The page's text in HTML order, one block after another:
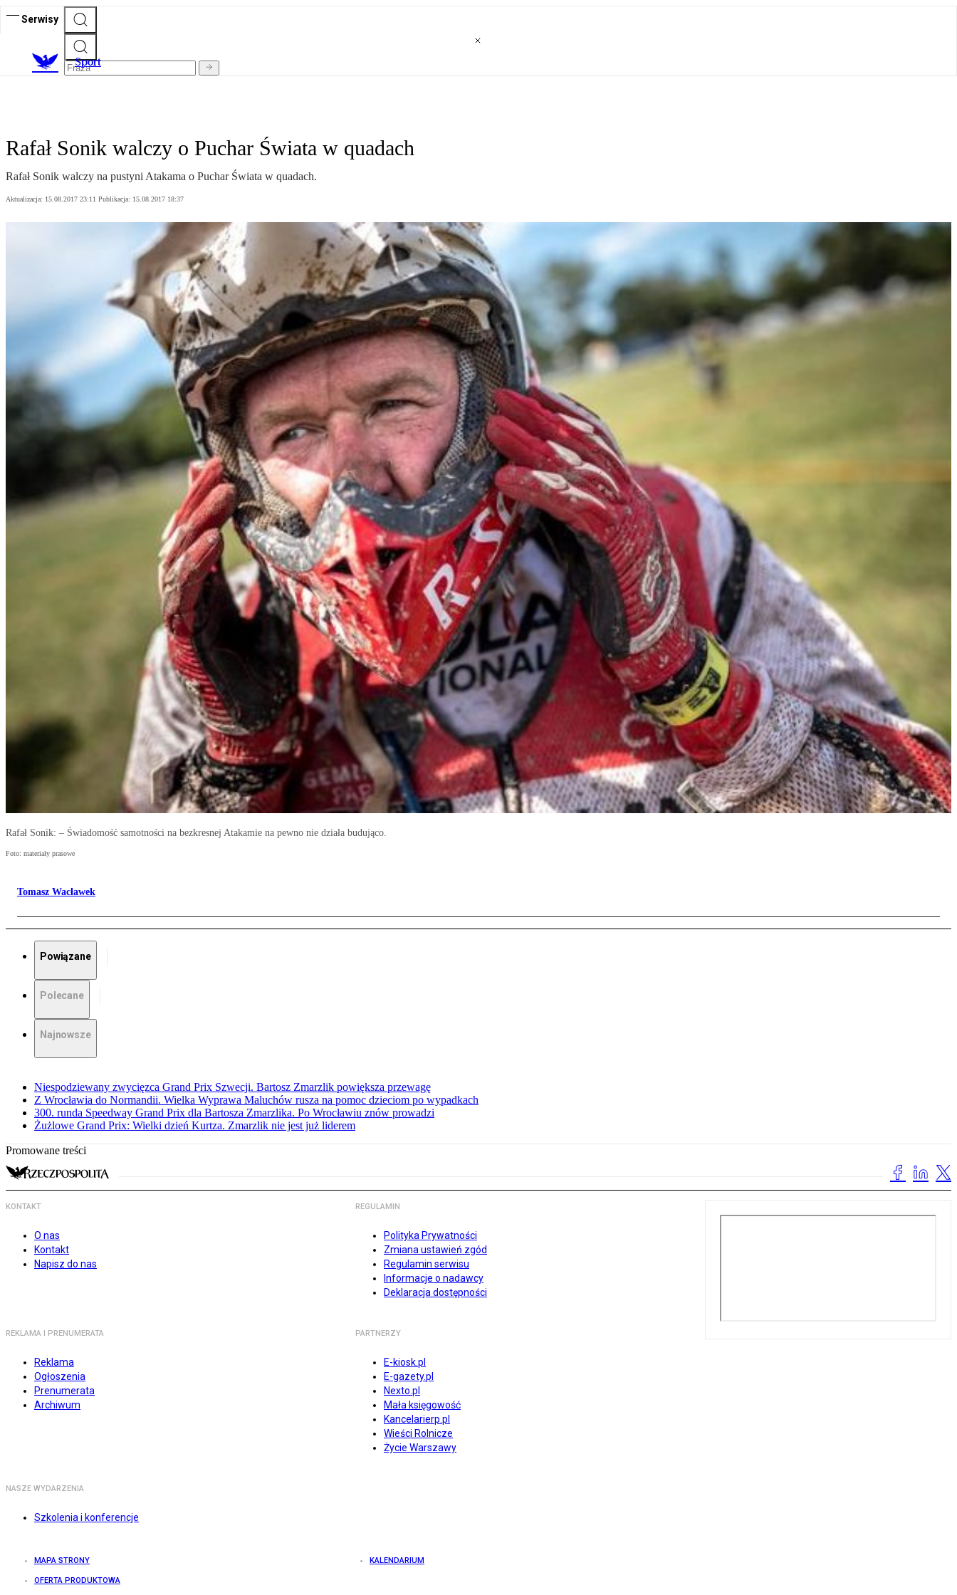
Serwisy
Sport
Rafał Sonik walczy o Puchar Świata w quadach
Rafał Sonik walczy na pustyni Atakama o Puchar Świata w quadach.
Aktualizacja: 15.08.2017 23:11 Publikacja: 15.08.2017 18:37
Rafał Sonik: – Świadomość samotności na bezkresnej Atakamie na pewno nie działa budująco.
Foto: materiały prasowe
Tomasz Wacławek
Powiązane
Polecane
Najnowsze
Niespodziewany zwycięzca Grand Prix Szwecji. Bartosz Zmarzlik powiększa przewagę
Z Wrocławia do Normandii. Wielka Wyprawa Maluchów rusza na pomoc dzieciom po wypadkach
300. runda Speedway Grand Prix dla Bartosza Zmarzlika. Po Wrocławiu znów prowadzi
Żużlowe Grand Prix: Wielki dzień Kurtza. Zmarzlik nie jest już liderem
Promowane treści
KONTAKT
O nas
Kontakt
Napisz do nas
REGULAMIN
Polityka Prywatności
Zmiana ustawień zgód
Regulamin serwisu
Informacje o nadawcy
Deklaracja dostępności
REKLAMA I PRENUMERATA
Reklama
Ogłoszenia
Prenumerata
Archiwum
PARTNERZY
E-kiosk.pl
E-gazety.pl
Nexto.pl
Mała księgowość
Kancelarierp.pl
Wieści Rolnicze
Życie Warszawy
NASZE WYDARZENIA
Szkolenia i konferencje
MAPA STRONY KALENDARIUM
OFERTA PRODUKTOWA